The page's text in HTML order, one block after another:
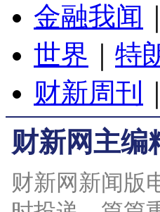
金融我闻
世界
特
财新周刊
财新网主编
财新网新闻版